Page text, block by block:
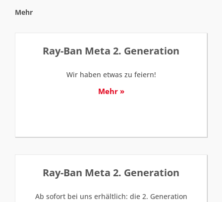
Mehr
Ray-Ban Meta 2. Generation
Wir haben etwas zu feiern!
Mehr »
Ray-Ban Meta 2. Generation
Ab sofort bei uns erhältlich: die 2. Generation